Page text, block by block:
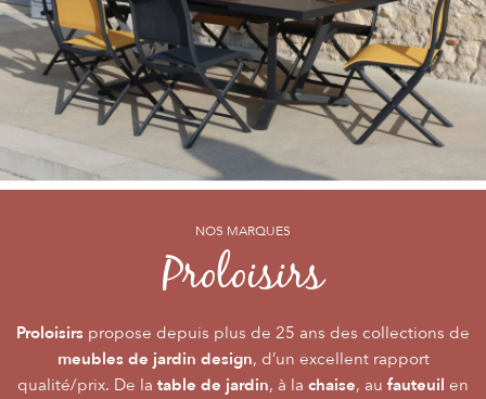
NOS MARQUES
Proloisirs
Proloisirs propose depuis plus de 25 ans des collections de
meubles de jardin design, d’un excellent rapport
qualité/prix. De la table de jardin, à la chaise, au fauteuil en
NOS MARQUES
Océoby PROLOISIRS
Océocrée dumobilier Premium, pour vivre l’extérieur avec
raffinement et participer de façon inoubliable aux grandes
émotions de la vie. Le mobilier Océo, de par la qualité de
NOS MARQUES
Alizéby PROLOISIRS
Alizéest LA marque du mobilier de jardin contemporain
dont la conception et l’accessibilité du prixfont qu’elle
s’adresse au plus grand nombre.